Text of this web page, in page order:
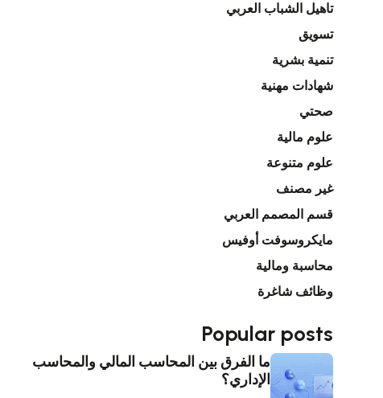
تاهيل الشباب العربي
تسويق
تنمية بشرية
شهادات مهنية
صحتي
علوم مالية
علوم متنوعة
غير مصنف
قسم المصمم العربي
مايكروسوفت أوفيس
محاسبة ومالية
وظائف شاغرة
Popular posts
ما الفرق بين المحاسب المالي والمحاسب
الإداري؟